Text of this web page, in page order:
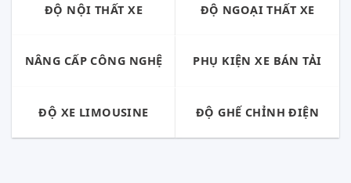
ĐỘ NỘI THẤT XE ĐỘ NGOẠI THẤT XE
NÂNG CẤP CÔNG NGHỆ PHỤ KIỆN XE BÁN TẢI
ĐỘ XE LIMOUSINE ĐỘ GHẾ CHỈNH ĐIỆN